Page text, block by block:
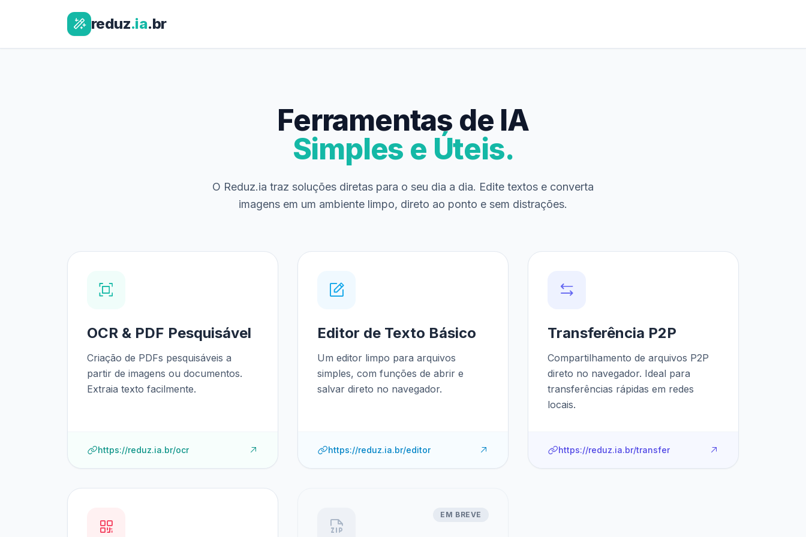
reduz.ia.br
Ferramentas de IA
Simples e Úteis.
O Reduz.ia traz soluções diretas para o seu dia a dia. Edite textos e converta
imagens em um ambiente limpo, direto ao ponto e sem distrações.
OCR & PDF Pesquisável
Criação de PDFs pesquisáveis a
partir de imagens ou documentos.
Extraia texto facilmente.
https://reduz.ia.br/ocr
Editor de Texto Básico
Um editor limpo para arquivos
simples, com funções de abrir e
salvar direto no navegador.
https://reduz.ia.br/editor
Transferência P2P
Compartilhamento de arquivos P2P
direto no navegador. Ideal para
transferências rápidas em redes
locais.
https://reduz.ia.br/transfer
EM BREVE